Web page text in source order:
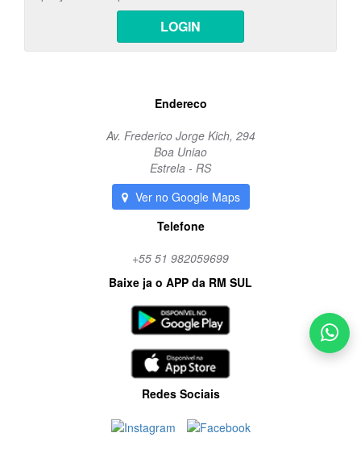
LOGIN
Endereco
Av. Frederico Jorge Kich, 294
Boa Uniao
Estrela - RS
Ver no Google Maps
Telefone
+55 51 982059699
Baixe ja o APP da RM SUL
Redes Sociais